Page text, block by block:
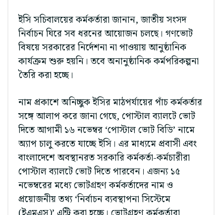
ইসি সচিবালয়ের কর্মকর্তারা জানান, জাতীয় সংসদ
নির্বাচন ঘিরে সব ধরনের আয়োজন চলছে। গণভোট
বিষয়ে সরকারের নির্দেশনা না পাওয়ায় আনুষ্ঠানিক
কার্যক্রম শুরু হয়নি। তবে অনানুষ্ঠানিক কর্মপরিকল্পনা
তৈরি করা হচ্ছে।
নাম প্রকাশে অনিচ্ছুক ইসির মাঠপর্যায়ের পাঁচ কর্মকর্তার
সঙ্গে আলাপ করে জানা গেছে, পোস্টাল ব্যালটে ভোট
দিতে আগামী ১৬ নভেম্বর ‘পোস্টাল ভোট বিডি’ নামে
অ্যাপ চালু করতে যাচ্ছে ইসি। এর মাধ্যমে প্রবাসী এবং
বাংলাদেশে অবস্থানরত সরকারি কর্মকর্তা-কর্মচারীরা
পোস্টাল ব্যালটে ভোট দিতে পারবেন। এজন্য ১৫
নভেম্বরের মধ্যে ভোটগ্রহণ কর্মকর্তাদের নাম ও
প্রয়োজনীয় তথ্য ‘নির্বাচন ব্যবস্থাপনা সিস্টেমে